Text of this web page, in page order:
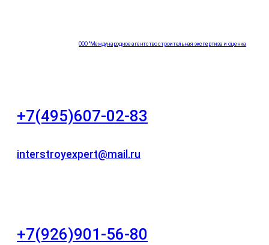
ООО "Международное агентство строительная экспертиза и оценка
+7(495)607-02-83
interstroyexpert@mail.ru
+7(926)901-56-80